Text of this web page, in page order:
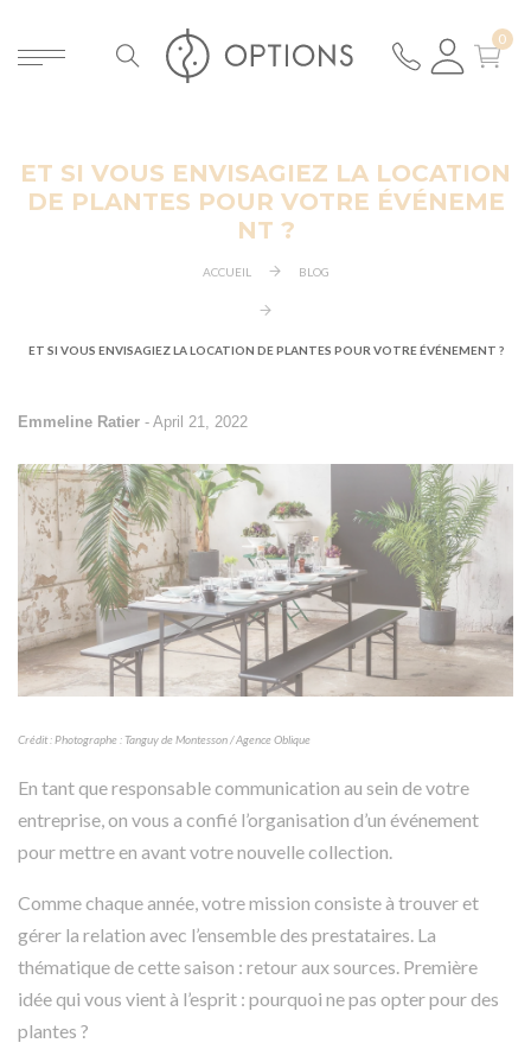
ET SI VOUS ENVISAGIEZ LA LOCATION
DE PLANTES POUR VOTRE ÉVÉNEME
NT ?
ACCUEIL BLOG
ET SI VOUS ENVISAGIEZ LA LOCATION DE PLANTES POUR VOTRE ÉVÉNEMENT ?
Emmeline Ratier - April 21, 2022
Crédit : Photographe : Tanguy de Montesson / Agence Oblique
En tant que responsable communication au sein de votre
entreprise, on vous a confié l’organisation d’un événement
pour mettre en avant votre nouvelle collection.
Comme chaque année, votre mission consiste à trouver et
gérer la relation avec l’ensemble des prestataires. La
thématique de cette saison : retour aux sources. Première
idée qui vous vient à l’esprit : pourquoi ne pas opter pour des
plantes ?